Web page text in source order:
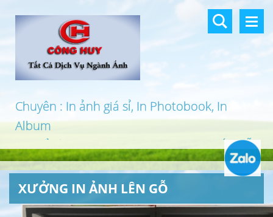
Chuyên : In ảnh giá sỉ, In Photobook, In
Album
In khổ lớn, In UV 3D, In Canvas, In PP, Ép Gỗ
…
XƯỞNG IN ẢNH LÊN GỖ